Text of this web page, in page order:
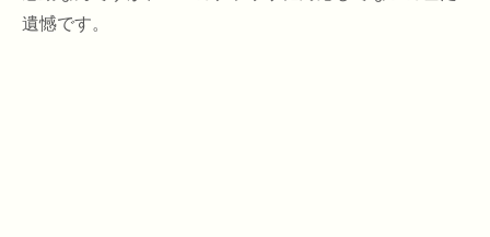
遺憾です。